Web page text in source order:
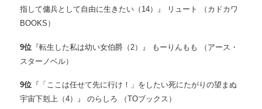
指して傭兵として自由に生きたい（14）』 リュート （カドカワ
BOOKS）
9位 『転生した私は幼い女伯爵（2）』 もーりんもも （アース・
スターノベル）
9位 『「ここは任せて先に行け！」をしたい死にたがりの望まぬ
宇宙下剋上（4）』 のらしろ （TOブックス）